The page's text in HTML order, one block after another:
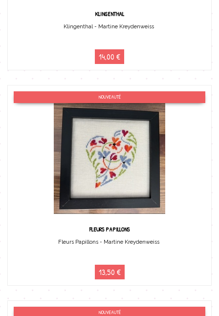
KLINGENTHAL
Klingenthal - Martine Kreydenweiss
14,00 €
NOUVEAUTÉ
FLEURS PAPILLONS
Fleurs Papillons - Martine Kreydenweiss
13,50 €
NOUVEAUTÉ